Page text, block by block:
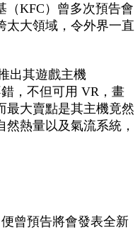
（KFC）曾多次預告會
太大領域，令外界一直
出其遊戲主機
，不但可用 VR，畫
最大賣點是其主機竟然
熱量以及氣流系統，
曾預告將會發表全新